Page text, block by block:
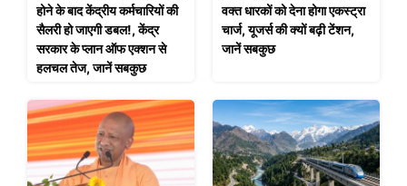
होने के बाद केंद्रीय कर्मचारियों की
सैलरी हो जाएगी डबल!, केंद्र
सरकार के प्लान ऑफ एक्शन से
हलचल तेज, जानें सबकुछ
वक्त धारकों को देना होगा एकस्ट्रा
चार्ज, यूजर्स की क्यों बढ़ी टेंशन,
जानें सबकुछ